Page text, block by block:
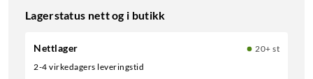
Lagerstatus nett og i butikk
Nettlager
20+ st
2-4 virkedagers leveringstid